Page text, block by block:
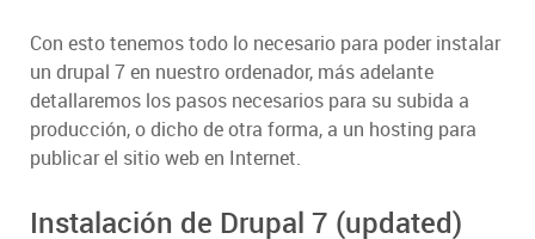
Con esto tenemos todo lo necesario para poder instalar
un drupal 7 en nuestro ordenador, más adelante
detallaremos los pasos necesarios para su subida a
producción, o dicho de otra forma, a un hosting para
publicar el sitio web en Internet.
Instalación de Drupal 7 (updated)